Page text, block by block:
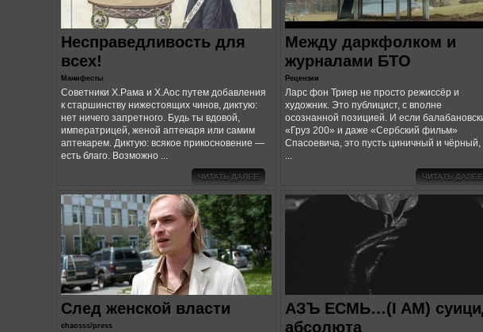
Несправедливость для
всех!
Манифесты
Советники Х.Рама и Х.Аос путем добавления
к старшинству нижестоящих чинов, диктую:
нет ничего запретного. Будь ты вдовой,
императрицей, женой аптекаря или самим
аптекарем. Диктую: всякое прикосновение ―
есть благо. Возможно ...
ЧИТАТЬ ДАЛЕЕ
Между даркфолком и
журналами БТО
Рецензии
Ларс фон Триер не просто режиссёр и
художник. Это публицист, с вполне
осознанной позицией. И если
«Груз 200» и даже «Сербский фильм»
Спасоевича, это пусть циничный и чёрный,
...
ЧИТАТЬ ДАЛЕЕ
След женской власти
chaosss/press
АЗЪ ЕСМЬ…(I AM)
абсолюта